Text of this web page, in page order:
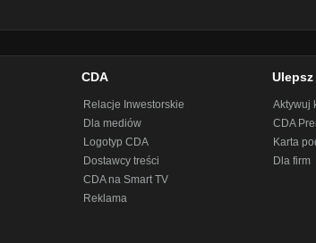
CDA
Relacje Inwestorskie
Dla mediów
Logotyp CDA
Dostawcy treści
CDA na Smart TV
Reklama
Aktywuj
CDA
Karta
Dla firm